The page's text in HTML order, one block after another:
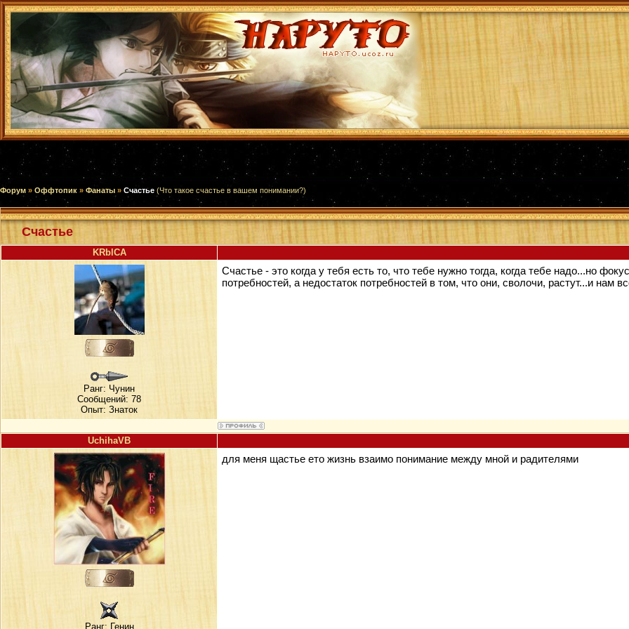
Форум » Оффтопик » Фанаты » Счастье (Что такое счастье в вашем понимании?)
Счастье
KRblCA
Ранг: Чунин
Сообщений: 78
Опыт: Знаток
Счастье - это когда у тебя есть то, что тебе нужно тогда, когда тебе надо...но
потребностей, а недостаток потребностей в том, что они, сволочи, растут...и нам
UchihaVB
Ранг: Генин
для меня щастье ето жизнь взаимо понимание между мной и радителями